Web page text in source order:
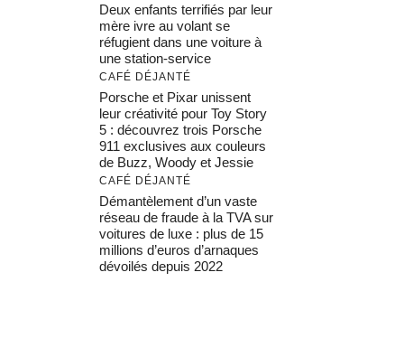
Deux enfants terrifiés par leur
mère ivre au volant se
réfugient dans une voiture à
une station-service
CAFÉ DÉJANTÉ
Porsche et Pixar unissent
leur créativité pour Toy Story
5 : découvrez trois Porsche
911 exclusives aux couleurs
de Buzz, Woody et Jessie
CAFÉ DÉJANTÉ
Démantèlement d’un vaste
réseau de fraude à la TVA sur
voitures de luxe : plus de 15
millions d’euros d’arnaques
dévoilés depuis 2022